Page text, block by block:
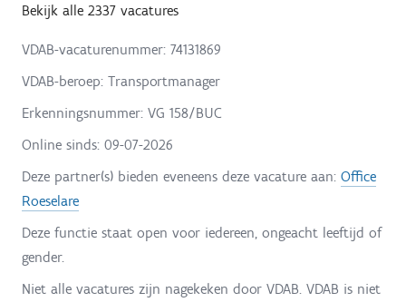
Bekijk alle 2337 vacatures
VDAB-vacaturenummer: 74131869
VDAB-beroep: Transportmanager
Erkenningsnummer: VG 158/BUC
Online sinds: 09-07-2026
Deze partner(s) bieden eveneens deze vacature aan: Office
Roeselare
Deze functie staat open voor iedereen, ongeacht leeftijd of
gender.
Niet alle vacatures zijn nagekeken door VDAB. VDAB is niet